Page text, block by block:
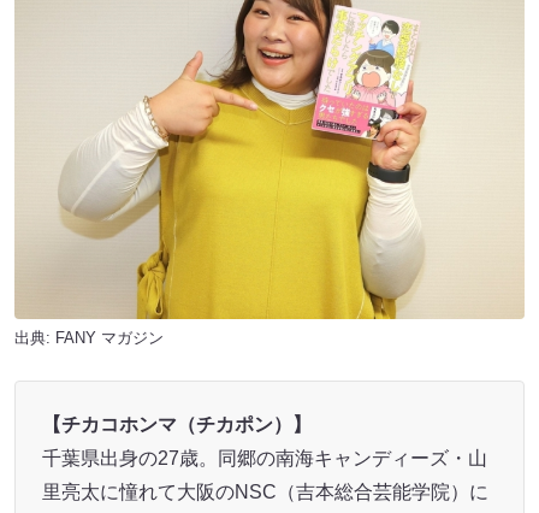
出典: FANY マガジン
【チカコホンマ（チカポン）】
千葉県出身の27歳。同郷の南海キャンディーズ・山
里亮太に憧れて大阪のNSC（吉本総合芸能学院）に